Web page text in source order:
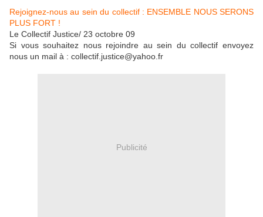
Rejoignez-nous au sein du collectif : ENSEMBLE NOUS SERONS
PLUS FORT !
Le Collectif Justice/ 23 octobre 09
Si vous souhaitez nous rejoindre au sein du collectif envoyez
nous un mail à : collectif.justice@yahoo.fr
Publicité